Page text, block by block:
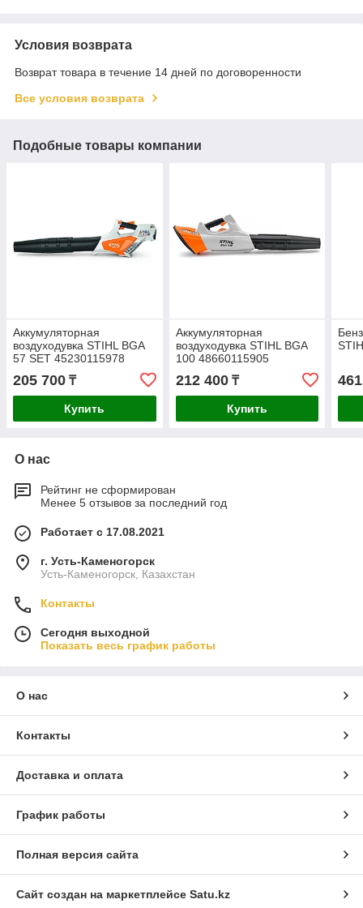
Условия возврата
Возврат товара в течение 14 дней по договоренности
Все условия возврата
Подобные товары компании
Аккумуляторная
воздуходувка STIHL BGA
57 SET 45230115978
205 700 ₸
Купить
Аккумуляторная
воздуходувка STIHL BGA
100 48660115905
212 400₸
Купить
О нас
Рейтинг не сформирован
Менее 5 отзывов за последний год
Работает с 17.08.2021
г. Усть-Каменогорск
Усть-Каменогорск, Казахстан
Контакты
Сегодня выходной
Показать весь график работы
О нас
Контакты
Доставка и оплата
График работы
Полная версия сайта
Сайт создан на маркетплейсе Satu.kz